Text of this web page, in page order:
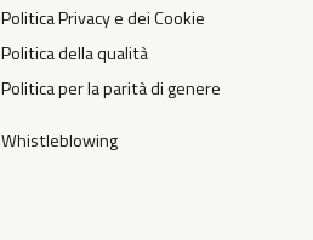
Politica Privacy e dei Cookie
Politica della qualità
Politica per la parità di genere
Whistleblowing